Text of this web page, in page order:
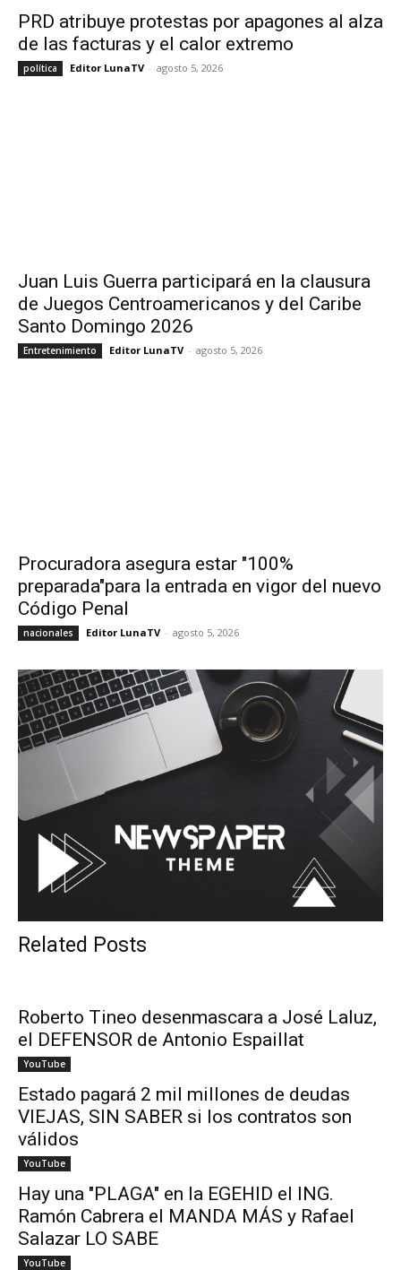
PRD atribuye protestas por apagones al alza
de las facturas y el calor extremo
política Editor LunaTV - agosto 5, 2026
Juan Luis Guerra participará en la clausura
de Juegos Centroamericanos y del Caribe
Santo Domingo 2026
Entretenimiento Editor LunaTV - agosto 5, 2026
Procuradora asegura estar "100%
preparada"para la entrada en vigor del nuevo
Código Penal
nacionales Editor LunaTV - agosto 5, 2026
Related Posts
Roberto Tineo desenmascara a José Laluz,
el DEFENSOR de Antonio Espaillat
YouTube
Estado pagará 2 mil millones de deudas
VIEJAS, SIN SABER si los contratos son
válidos
YouTube
Hay una "PLAGA" en la EGEHID el ING.
Ramón Cabrera el MANDA MÁS y Rafael
Salazar LO SABE
YouTube